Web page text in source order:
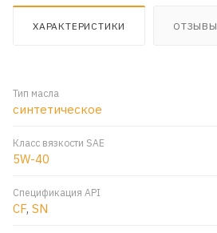
ХАРАКТЕРИСТИКИ ОТЗЫВЫ
Тип масла
синтетическое
Класс вязкости SAE
5W-40
Спецификация API
CF, SN